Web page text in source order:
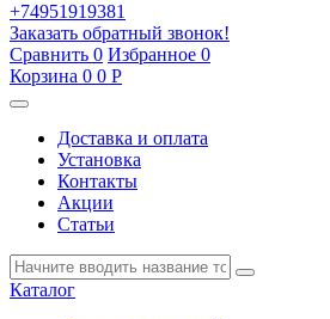
+74951919381
Заказать обратный звонок!
Сравнить 0 Избранное 0
Корзина 0 0 Р
Доставка и оплата
Установка
Контакты
Акции
Статьи
Каталог